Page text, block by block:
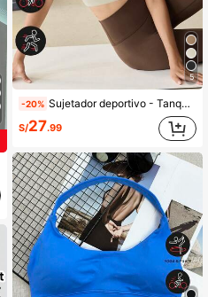
5
-20% Sujetador deportivo - Tanque de yoga con absorción de impactos fija, Sujetador deportivo para correr, entrenamiento y fitness para mujeres, Primavera
S/27.99